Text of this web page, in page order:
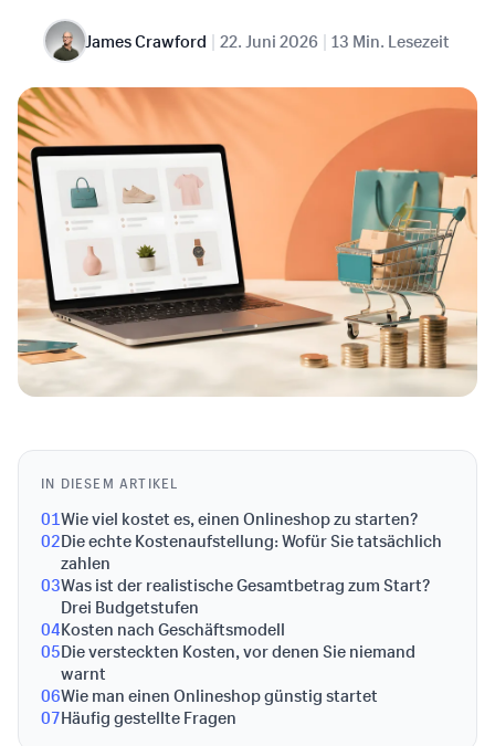
James Crawford | 22. Juni 2026 | 13 Min. Lesezeit
IN DIESEM ARTIKEL
01Wie viel kostet es, einen Onlineshop zu starten?
02Die echte Kostenaufstellung: Wofür Sie tatsächlich
zahlen
03Was ist der realistische Gesamtbetrag zum Start?
Drei Budgetstufen
04Kosten nach Geschäftsmodell
05Die versteckten Kosten, vor denen Sie niemand
warnt
06Wie man einen Onlineshop günstig startet
07Häufig gestellte Fragen